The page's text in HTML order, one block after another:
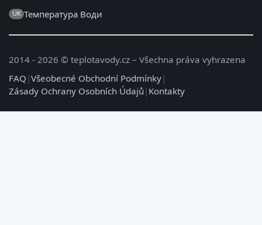
UK Температура Води
2014 - 2026 © teplotavody.cz – Všechna práva vyhrazena
FAQ |Všeobecné Obchodní Podmínky|
Zásady Ochrany Osobních Údajů | Kontakty